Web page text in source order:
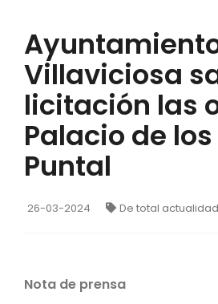
Villaviciosa
licitación las
Palacio de los
Puntal
26-03-2024 De total actualidad
Nota de prensa